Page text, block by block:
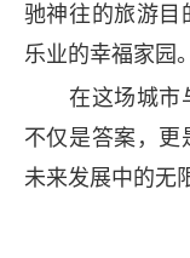
驰神往的旅游目
乐业的幸福家园。
在这场城市与
不仅是答案，更
未来发展中的无